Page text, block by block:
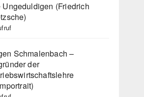
Ungeduldigen (Friedrich
Schmalenbach –
der